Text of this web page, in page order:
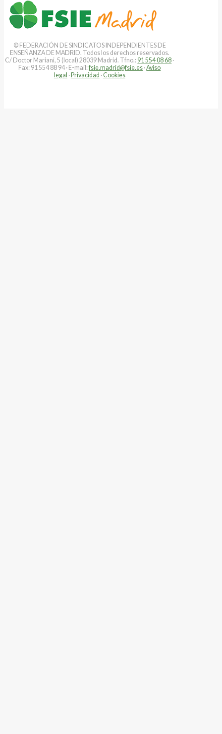
© FEDERACIÓN DE SINDICATOS INDEPENDIENTES DE
ENSEÑANZA DE MADRID. Todos los derechos reservados.
C/ Doctor Mariani, 5 (local) 28039 Madrid. Tfno.: 91 554 08 68 ·
Fax: 91 554 88 94 · E-mail:fsie.madrid@fsie.es ·Aviso
legal ·Privacidad · Cookies